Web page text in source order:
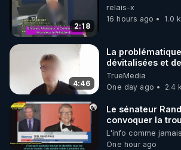
http://rgnr.li/news
🌱 VIDÉOS NON CENSURÉES SUR
Toutes les vidéos Youtube sont
http://rgnr.li/odysee
🌱 LES STAGES EN PRÉSENTIEL
http://rgnr.li/stages
2:18
relais-x
16 hours ago
1.0
4:46
La
dévitalisées et
TrueMedia
One day ago
2.4
Le sénateur
convoquer la
puis Bille gates,
eugéniste de le
L'info comme jamais
One hour ago